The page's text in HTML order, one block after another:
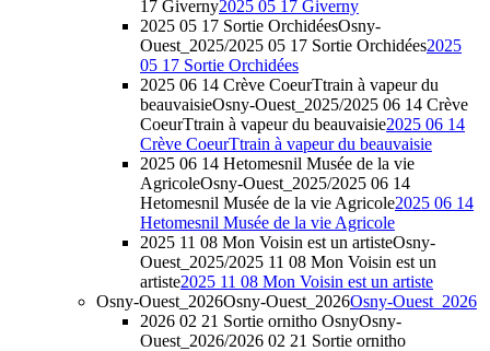
17 Giverny2025 05 17 Giverny
2025 05 17 Sortie OrchidéesOsny-
Ouest_2025/2025 05 17 Sortie Orchidées2025
05 17 Sortie Orchidées
2025 06 14 Crève CoeurTtrain à vapeur du
beauvaisieOsny-Ouest_2025/2025 06 14 Crève
CoeurTtrain à vapeur du beauvaisie2025 06 14
Crève CoeurTtrain à vapeur du beauvaisie
2025 06 14 Hetomesnil Musée de la vie
AgricoleOsny-Ouest_2025/2025 06 14
Hetomesnil Musée de la vie Agricole2025 06 14
Hetomesnil Musée de la vie Agricole
2025 11 08 Mon Voisin est un artisteOsny-
Ouest_2025/2025 11 08 Mon Voisin est un
artiste2025 11 08 Mon Voisin est un artiste
Osny-Ouest_2026Osny-Ouest_2026Osny-Ouest_2026
2026 02 21 Sortie ornitho OsnyOsny-
Ouest_2026/2026 02 21 Sortie ornitho